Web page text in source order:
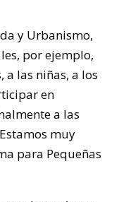
y Urbanismo,
por ejemplo,
a las niñas, a los
en
a las
muy
para Pequeñas